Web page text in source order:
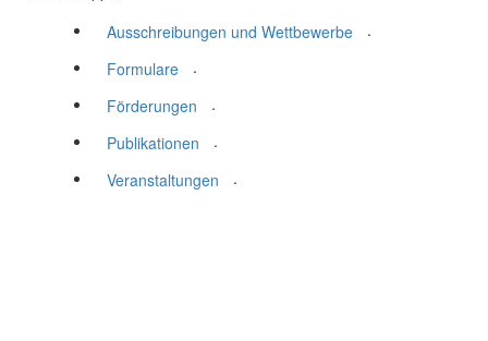
Ausschreibungen und Wettbewerbe
.
Formulare
.
Förderungen
.
Publikationen
.
Veranstaltungen
.